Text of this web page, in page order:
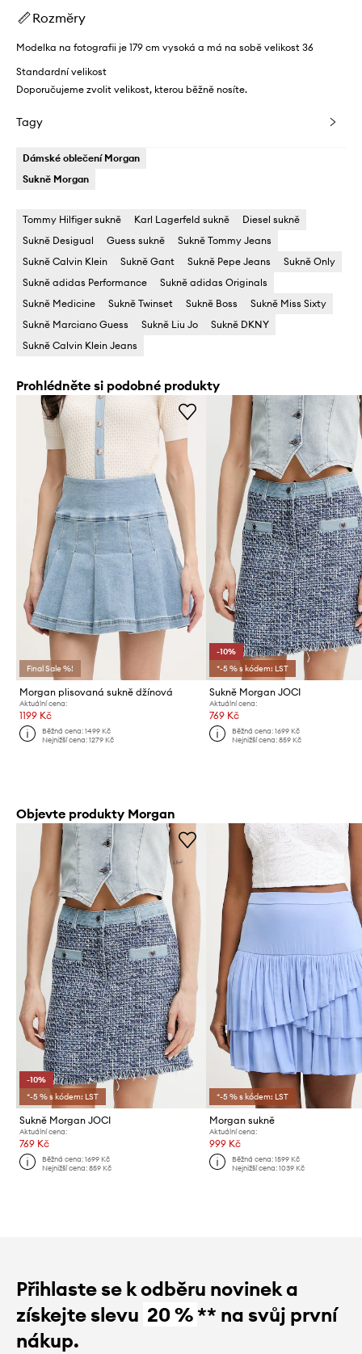
Rozměry
Modelka na fotografii je 179 cm vysoká a má na sobě velikost 36
Standardní velikost
Doporučujeme zvolit velikost, kterou běžně nosíte.
Tagy
Dámské oblečení Morgan
Sukně Morgan
Tommy Hilfiger sukně Karl Lagerfeld sukně
Diesel sukně
Sukně Desigual
Guess sukně
Sukně Tommy Jeans
Sukně Calvin Klein
Sukně Gant Sukně Pepe Jeans
Sukně Only
Sukně adidas Performance
Sukně adidas Originals
Sukně Medicine
Sukně Twinset Sukně Boss
Sukně Miss Sixty
Sukně Marciano Guess
Sukně Liu Jo
Sukně DKNY
Sukně Calvin Klein Jeans
Prohlédněte si podobné produkty
Final Sale %!
Morgan plisovaná sukně džínová
Aktuální cena:
1199 Kč
Běžná cena:1499 Kč
Nejnižší cena:1279 Kč
-10%
*-5 % s kódem: LST
Sukně Morgan JOCI
Aktuální cena:
769 Kč
Běžná cena: 1699 Kč
Nejnižší cena: 859 Kč
Objevte produkty Morgan
-10%
*-5 % s kódem: LST
Sukně Morgan JOCI
Aktuální cena:
769 Kč
Běžná cena:1699 Kč
Nejnižší cena:859 Kč
*-5 % s kódem: LST
Morgan sukně
Aktuální cena:
999 Kč
Běžná cena: 1599 Kč
Nejnižší cena: 1039 Kč
Přihlaste se k odběru novinek a
získejte slevu 20 %** na svůj první
nákup.